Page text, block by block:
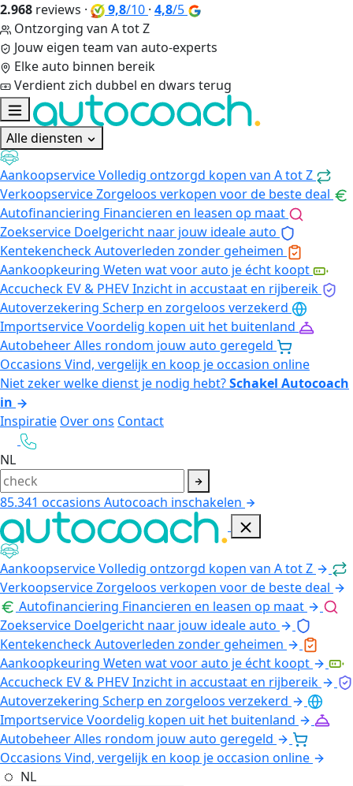
2.968 reviews · 9,8/10 · 4,8/5
Ontzorging van A tot Z
Jouw eigen team van auto-experts
Elke auto binnen bereik
Verdient zich dubbel en dwars terug
Alle diensten
AankoopserviceVolledig ontzorgd kopen van A tot Z
VerkoopserviceZorgeloos verkopen voor de beste deal
Autofinanciering Financieren en leasen op maat
Zoekservice Doelgericht naar jouw ideale auto
KentekencheckAutoverleden zonder geheimen
Aankoopkeuring Weten wat voor auto je écht koopt
Accucheck EV & PHEVInzicht in accustaat en rijbereik
Autoverzekering Scherp en zorgeloos verzekerd
ImportserviceVoordelig kopen uit het buitenland
AutobeheerAlles rondom jouw auto geregeld
Occasions Vind, vergelijk en koop je occasion online
Niet zeker welke dienst je nodig hebt?Schakel Autocoach
in
Inspiratie Over ons Contact
NL
85.341 occasions Autocoach inschakelen
AankoopserviceVolledig ontzorgd kopen van A tot Z
VerkoopserviceZorgeloos verkopen voor de beste deal
Autofinanciering Financieren en leasen op maat
Zoekservice Doelgericht naar jouw ideale auto
KentekencheckAutoverleden zonder geheimen
Aankoopkeuring Weten wat voor auto je écht koopt
Accucheck EV & PHEVInzicht in accustaat en rijbereik
Autoverzekering Scherp en zorgeloos verzekerd
ImportserviceVoordelig kopen uit het buitenland
AutobeheerAlles rondom jouw auto geregeld
Occasions Vind, vergelijk en koop je occasion online
NL